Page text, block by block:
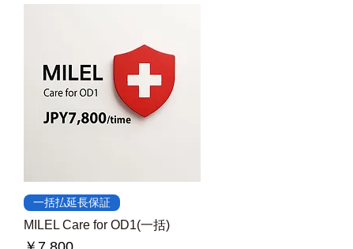
クイックビュー
一括払延長保証
MILEL Care for OD1(一括)
価格